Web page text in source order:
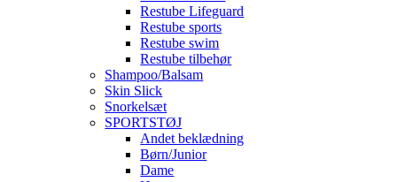
Restube Lifeguard
Restube sports
Restube swim
Restube tilbehør
Shampoo/Balsam
Skin Slick
Snorkelsæt
SPORTSTØJ
Andet beklædning
Børn/Junior
Dame